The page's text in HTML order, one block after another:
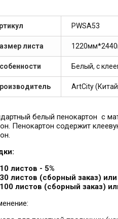
PWSA53
листа
Белый, с
ArtCity
белый пенокартон с
Пенокартон содержит
листов - 5%
листов (сборный заказ)
листов (сборный заказ)